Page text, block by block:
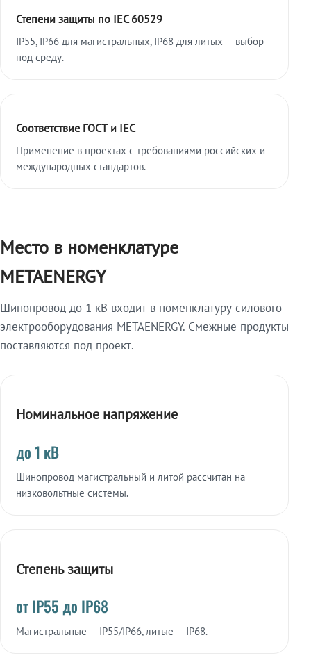
Степени защиты по IEC 60529
IP55, IP66 для магистральных, IP68 для литых — выбор
под среду.
Соответствие ГОСТ и IEC
Применение в проектах с требованиями российских и
международных стандартов.
Место в номенклатуре
METAENERGY
Шинопровод до 1 кВ входит в номенклатуру силового
электрооборудования METAENERGY. Смежные продукты
поставляются под проект.
Номинальное напряжение
до 1 кВ
Шинопровод магистральный и литой рассчитан на
низковольтные системы.
Степень защиты
от IP55 до IP68
Магистральные — IP55/IP66, литые — IP68.